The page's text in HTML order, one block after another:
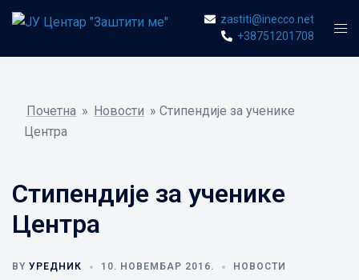
Skip
zastiti@inecco.net
+38751201708
Почетна » Новости » Стипендије за ученике
Центра
Стипендије за ученике
Центра
BY УРЕДНИК 10. НОВЕМБАР 2016. НОВОСТИ